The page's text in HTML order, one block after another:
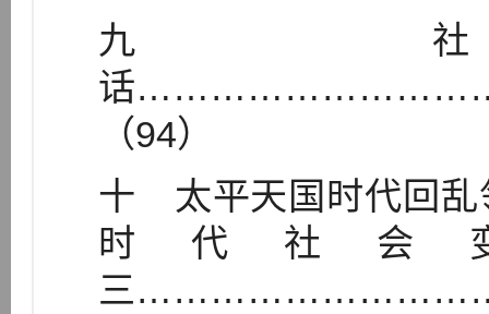
九
话
（94）
十 太平天国时代回
时代社会
三